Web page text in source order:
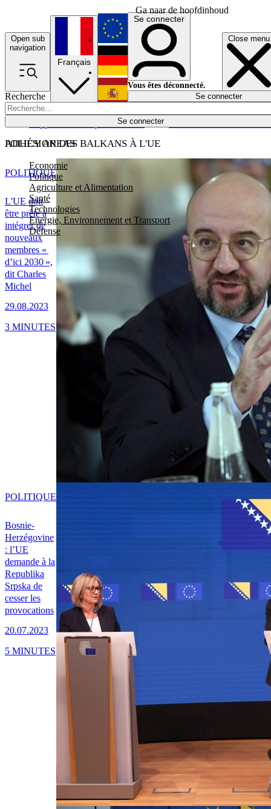
Ga naar de hoofdinhoud
Open sub
navigation
Close menu
Recherche
Se connecter
POLICY AREAS
Economie
Politique
Agriculture et Alimentation
Santé
Technologies
Energie, Environnement et Transport
Défense
Économie
Français
English
Deutsch
Español
Se connecter
Vous êtes déconnecté.
Se connecter
ADHÉSION DES BALKANS À L'UE
L'UE doit
être prête à
intégrer de
nouveaux
membres «
d’ici 2030 »,
dit Charles
Michel
29.08.2023
POLITIQUE
3 MINUTES
Bosnie-
Herzégovine
: l’UE
demande à la
Republika
Srpska de
cesser les
provocations
20.07.2023
POLITIQUE
5 MINUTES